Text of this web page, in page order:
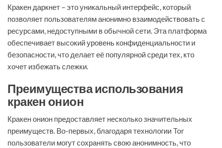
Кракен даркнет – это уникальный интерфейс, который
позволяет пользователям анонимно взаимодействовать с
ресурсами, недоступными в обычной сети. Эта платформа
обеспечивает высокий уровень конфиденциальности и
безопасности, что делает её популярной среди тех, кто
хочет избежать слежки.
Преимущества использования
кракен онион
Кракен онион предоставляет несколько значительных
преимуществ. Во-первых, благодаря технологии Tor
пользователи могут сохранять свою анонимность, что